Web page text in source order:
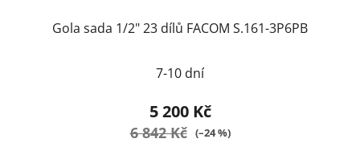
Gola sada 1/2" 23 dílů FACOM S.161-3P6PB
7-10 dní
5 200 Kč
6 842 Kč (–24 %)